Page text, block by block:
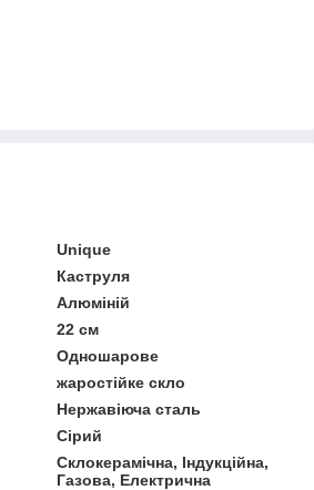
Unique
Каструля
Алюміній
22 см
Одношарове
жаростійке скло
Нержавіюча сталь
Сірий
Склокерамічна, Індукційна,
Газова, Електрична